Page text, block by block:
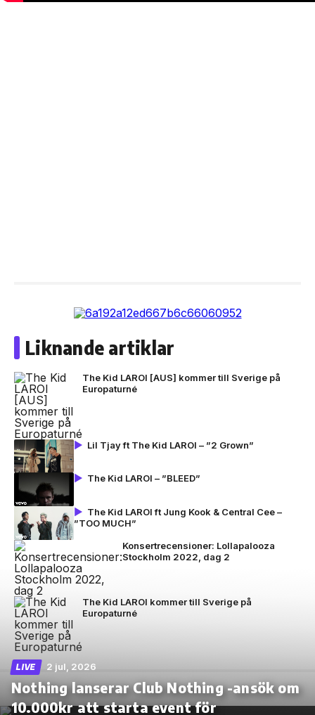
Liknande artiklar
The Kid LAROI [AUS] kommer till Sverige på
Europaturné
Lil Tjay ft The Kid LAROI – ”2 Grown”
The Kid LAROI – ”BLEED”
The Kid LAROI ft Jung Kook & Central Cee –
”TOO MUCH”
Konsertrecensioner: Lollapalooza
Stockholm 2022, dag 2
The Kid LAROI kommer till Sverige på
Europaturné
LIVE 2 jul, 2026
Nothing lanserar Club Nothing -ansök om
10.000kr att starta event för